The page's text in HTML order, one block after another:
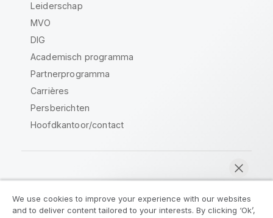
Leiderschap
MVO
DIG
Academisch programma
Partnerprogramma
Carrières
Persberichten
Hoofdkantoor/contact
We use cookies to improve your experience with our websites
and to deliver content tailored to your interests. By clicking ‘Ok’,